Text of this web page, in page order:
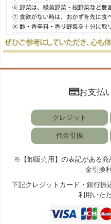
お支払
クレジット
代金引換
※【卸販売用】の表記がある
金引換
下記クレジットカード・銀行振
利用いた